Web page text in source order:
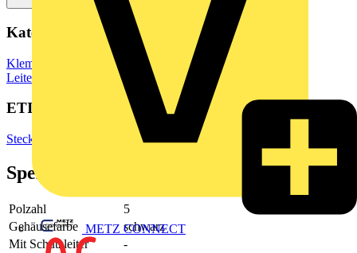
METZ CONNECT
Kategorien
Klemmen, Steckverbinder & Verbindungselemente
Leiterplattensteckverbinder
ETIM Group
Steckverbinder
Spezifikationen
Polzahl
5
Gehäusefarbe
schwarz
Mit Schutzleiter
-